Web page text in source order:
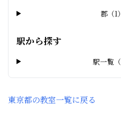
郡 （1）
駅から探す
駅一覧（
東京都の教室一覧に戻る